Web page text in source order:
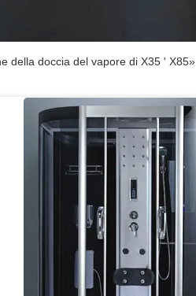
della doccia del vapore di X35 ' X85»